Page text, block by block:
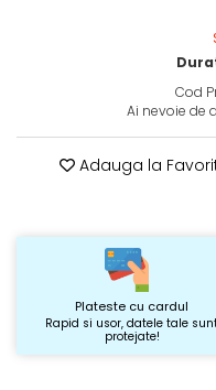
Cod
Ai nevoie de
Adauga la
Plateste cu cardul
Rapid si usor, datele tale
protejate!